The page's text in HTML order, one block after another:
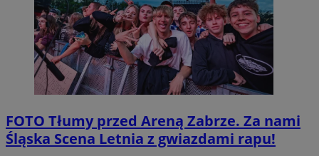
FOTO Tłumy przed Areną Zabrze. Za nami
Śląska Scena Letnia z gwiazdami rapu!